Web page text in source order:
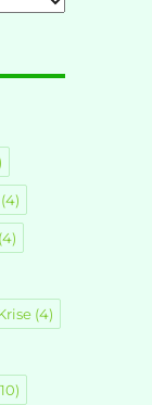
(4)
(4)
(4)